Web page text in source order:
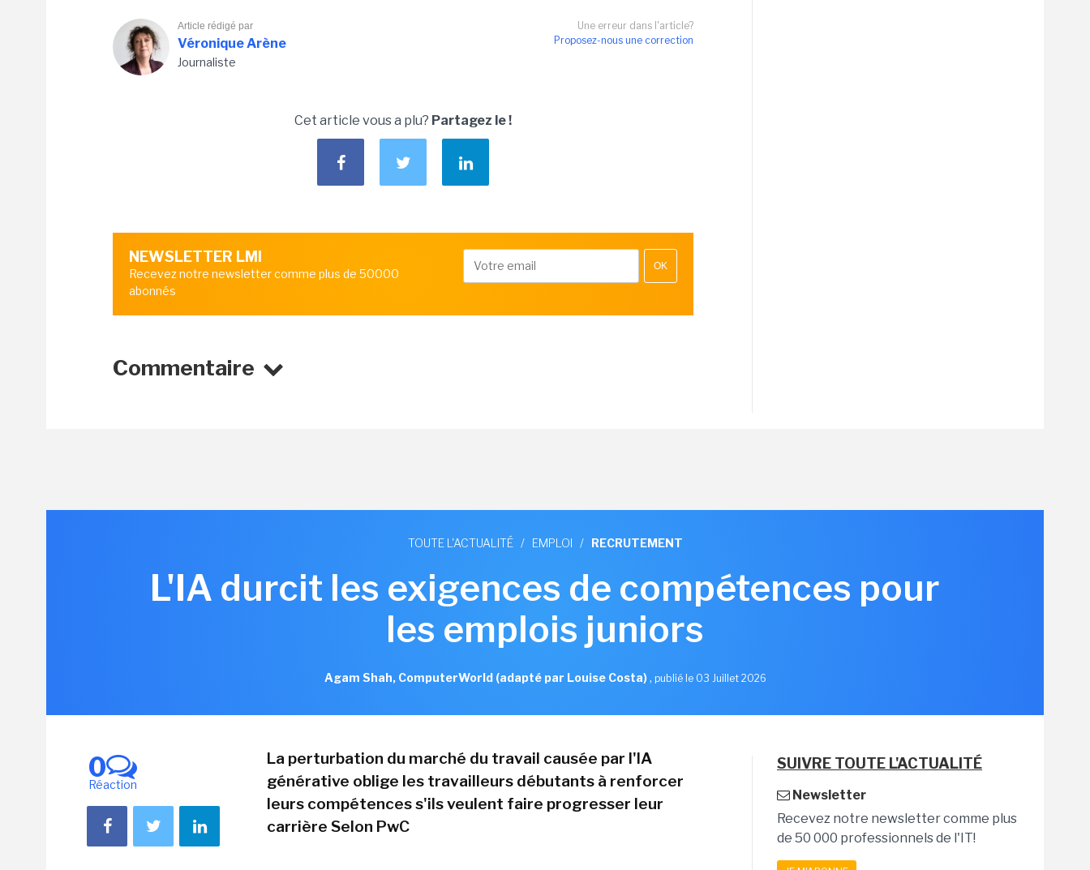
Une erreur dans l'article?
Proposez-nous une correction
Article rédigé par
Véronique Arène
Journaliste
Cet article vous a plu? Partagez le !
NEWSLETTER LMI
Recevez notre newsletter comme plus de 50000
abonnés
OK
Commentaire
TOUTE L'ACTUALITÉ / EMPLOI / RECRUTEMENT
L'IA durcit les exigences de compétences pour
les emplois juniors
Agam Shah, ComputerWorld (adapté par Louise Costa), publié le 03 Juillet 2026
0
Réaction
La perturbation du marché du travail causée par l'IA
générative oblige les travailleurs débutants à renforcer
leurs compétences s'ils veulent faire progresser leur
carrière Selon PwC
SUIVRE TOUTE L'ACTUALITÉ
Newsletter
Recevez notre newsletter comme plus
de 50 000 professionnels de l'IT!